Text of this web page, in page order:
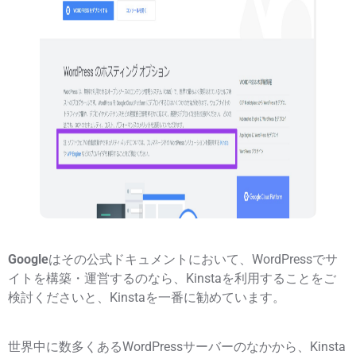
Googleはその公式ドキュメントにおいて、WordPressでサ
イトを構築・運営するのなら、Kinstaを利用することをご
検討くださいと、Kinstaを一番に勧めています。
世界中に数多くあるWordPressサーバーのなかから、Kinsta